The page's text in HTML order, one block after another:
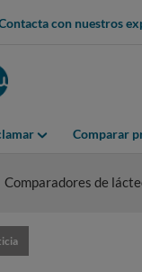
con nuestros
Comparar
Comparadores de